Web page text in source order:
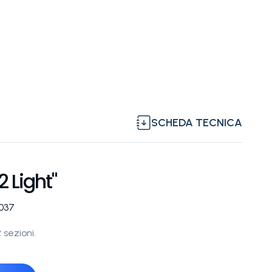
SCHEDA TECNICA
Light"